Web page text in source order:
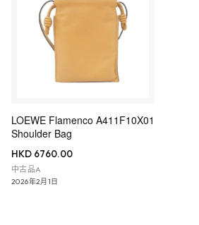
LOEWE Flamenco A411F10X01
Shoulder Bag
HKD 6760.00
中古品A
2026年2月1日